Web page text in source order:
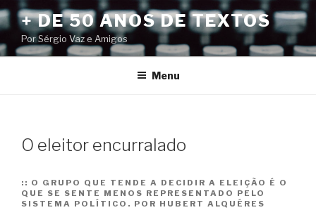
Pular
para
o
conteúdo
+ DE 50 ANOS DE TEXTOS
Por Sérgio Vaz e Amigos
Menu
O eleitor encurralado
:: O GRUPO QUE TENDE A DECIDIR A ELEIÇÃO É O
QUE SE SENTE MENOS REPRESENTADO PELO
SISTEMA POLÍTICO. POR HUBERT ALQUÉRES